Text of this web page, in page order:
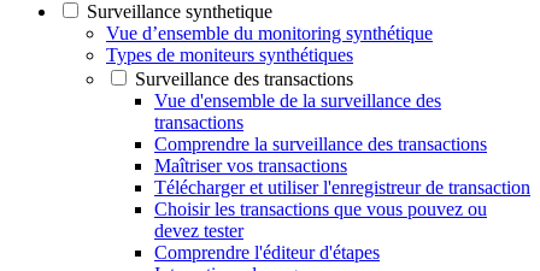
Surveillance synthetique
Vue d’ensemble du monitoring synthétique
Types de moniteurs synthétiques
Surveillance des transactions
Vue d'ensemble de la surveillance des
transactions
Comprendre la surveillance des transactions
Maîtriser vos transactions
Télécharger et utiliser l'enregistreur de transaction
Choisir les transactions que vous pouvez ou
devez tester
Comprendre l'éditeur d'étapes